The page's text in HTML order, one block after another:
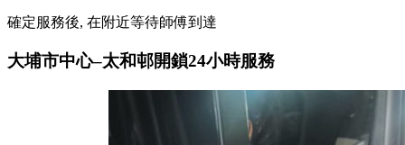
確定服務後, 在附近等待師傅到達
大埔市中心–太和邨開鎖24小時服務